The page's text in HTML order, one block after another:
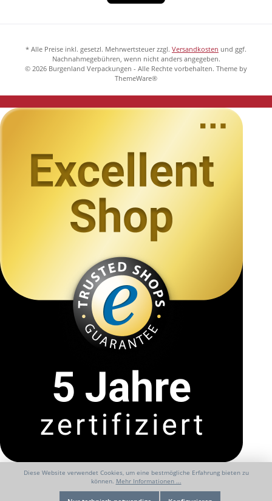
* Alle Preise inkl. gesetzl. Mehrwertsteuer zzgl. Versandkosten und ggf.
Nachnahmegebühren, wenn nicht anders angegeben.
© 2026 Burgenland Verpackungen - Alle Rechte vorbehalten. Theme by
ThemeWare®
Diese Website verwendet Cookies, um eine bestmögliche Erfahrung bieten zu
können. Mehr Informationen ...